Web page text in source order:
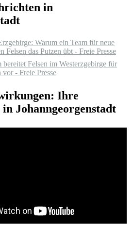
in
Warum ein Team für neue
Felsen das Putzen übt - Freie Presse
bereitet Felsen im Westerzgebirge für
vor - Freie Presse
Ihre
Johanngeorgenstadt